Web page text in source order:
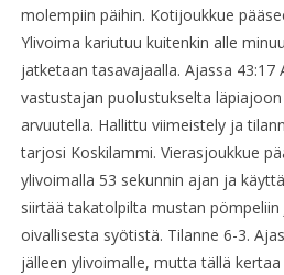
molempiin päihin. Kotijoukkue
Ylivoima kariutuu kuitenkin alle
jatketaan tasavajaalla. Ajassa 43:17
vastustajan puolustukselta
arvuutella. Hallittu viimeistely ja
tarjosi Koskilammi. Vierasjoukkue
ylivoimalla 53 sekunnin ajan ja
siirtää takatolpilta mustan pömpeliin
oivallisesta syötistä. Tilanne 6-3.
jälleen ylivoimalle, mutta tällä